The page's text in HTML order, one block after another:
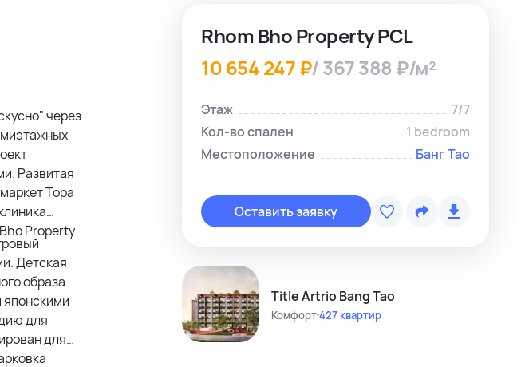
через
Развитая
Topa
Property
Детская
образа
для
для
Rhom Bho Property PCL
10 654 247 ₽/ 367 388 ₽/м²
Этаж
7/7
Кол-во спален
1 bedroom
Местоположение
Банг Тао
Оставить заявку
Копировать
WhatsApp-
Title Artrio Bang Tao
Комфорт427 квартир